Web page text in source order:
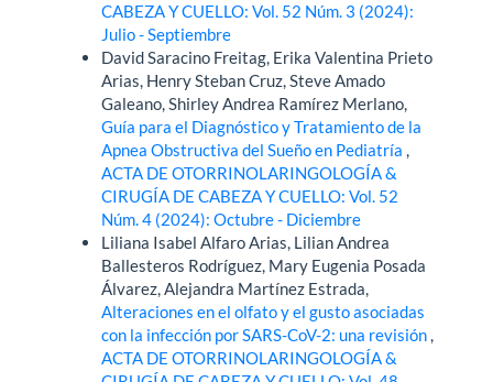
CABEZA Y CUELLO: Vol. 52 Núm. 3 (2024):
Julio - Septiembre
David Saracino Freitag, Erika Valentina Prieto
Arias, Henry Steban Cruz, Steve Amado
Galeano, Shirley Andrea Ramírez Merlano,
Guía para el Diagnóstico y Tratamiento de la
Apnea Obstructiva del Sueño en Pediatría,
ACTA DE OTORRINOLARINGOLOGÍA &
CIRUGÍA DE CABEZA Y CUELLO: Vol. 52
Núm. 4 (2024): Octubre - Diciembre
Liliana Isabel Alfaro Arias, Lilian Andrea
Ballesteros Rodríguez, Mary Eugenia Posada
Álvarez, Alejandra Martínez Estrada,
Alteraciones en el olfato y el gusto asociadas
con la infección por SARS-CoV-2: una revisión,
ACTA DE OTORRINOLARINGOLOGÍA &